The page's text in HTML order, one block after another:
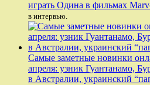
играть Одина в фильмах
в интервью.
Самые заметные новинки
апреля: узник Гуантанамо,
в Австралии, украинский